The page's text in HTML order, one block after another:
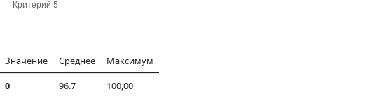
Значение Среднее
Максимум
0 96.7 100,00